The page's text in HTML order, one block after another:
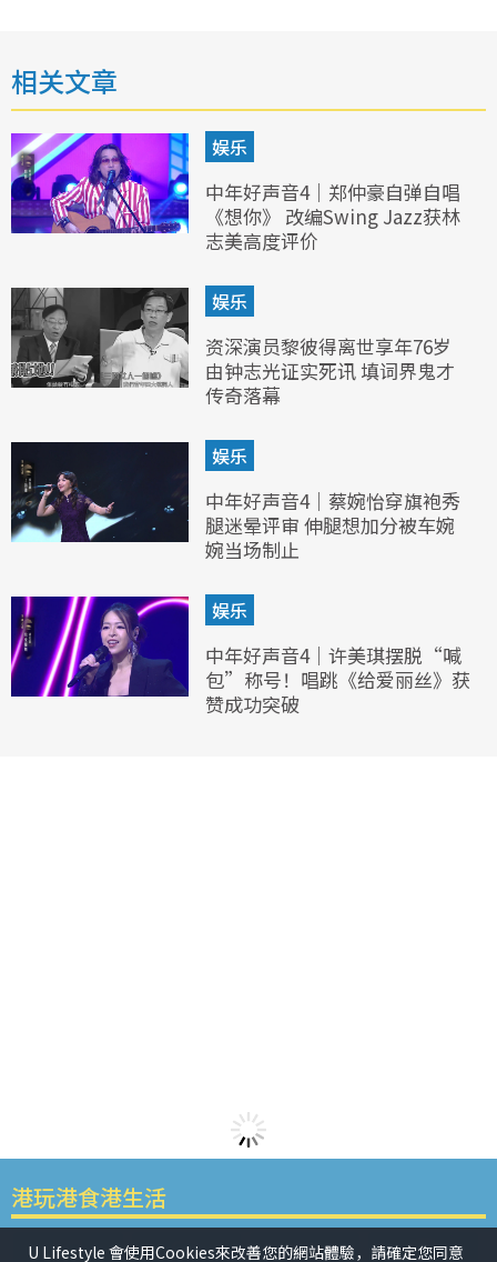
相关文章
娱乐
中年好声音4｜郑仲豪自弹自唱
《想你》 改编Swing Jazz获林
志美高度评价
娱乐
资深演员黎彼得离世享年76岁
由钟志光证实死讯 填词界鬼才
传奇落幕
娱乐
中年好声音4｜蔡婉怡穿旗袍秀
腿迷晕评审 伸腿想加分被车婉
婉当场制止
娱乐
中年好声音4｜许美琪摆脱“喊
包”称号！唱跳《给爱丽丝》获
赞成功突破
港玩港食港生活
U Lifestyle 會使用Cookies來改善您的網站體驗，請確定您同意